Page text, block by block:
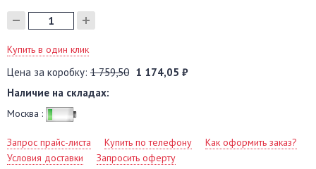
Купить в один клик
Цена за коробку: 1 759,50 1 174,05 ₽
Наличие на складах:
Москва :
Запрос прайс-листа Купить по телефону
Как оформить заказ?
Условия доставки
Запросить оферту